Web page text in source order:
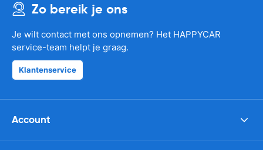
Zo bereik je ons
Je wilt contact met ons opnemen? Het HAPPYCAR
service-team helpt je graag.
Klantenservice
Account